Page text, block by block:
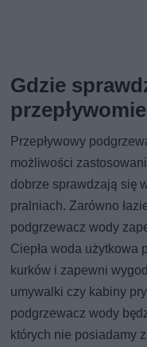
Gdzie
Przepływowy
możliwości
dobrze sprawdzają się
pralniach. Zarówno
podgrzewacz wody
Ciepła woda użytkowa
kurków i zapewni
umywalki czy kabiny
podgrzewacz wody
których nie posiadamy